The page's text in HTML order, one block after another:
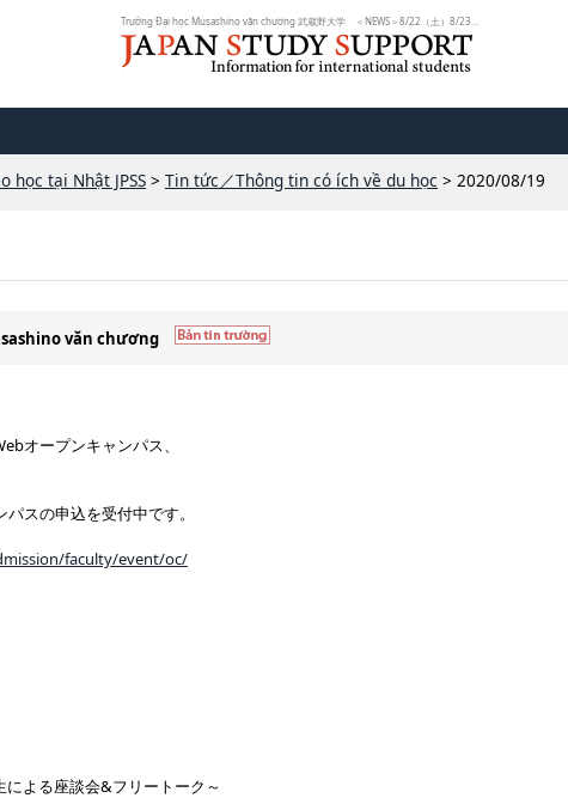
học tại Nhật JPSS > Tin tức／Thông tin có ích về du học > 2020/08/19
văn chương
オープンキャンパス、
スの申込を受付中です。
faculty/event/oc/
よる座談会&フリートーク～